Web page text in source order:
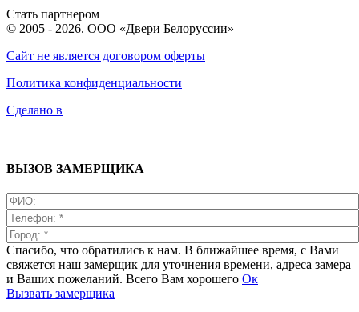
Стать партнером
© 2005 - 2026. ООО «Двери Белоруссии»
Сайт не является договором оферты
Политика конфиденциальности
Сделано в
ВЫЗОВ ЗАМЕРЩИКА
Спасибо, что обратились к нам. В ближайшее время, с Вами
свяжется наш замерщик для уточнения времени, адреса замера
и Ваших пожеланий. Всего Вам хорошего Ок
Вызвать замерщика